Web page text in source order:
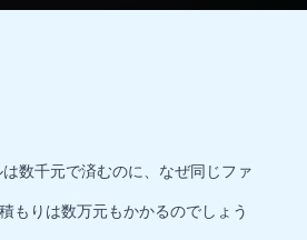
は数千元で済むのに、なぜ同じファ
もりは数万元もかかるのでしょう